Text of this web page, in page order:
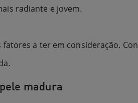
radiante e jovem.
a ter em consideração.
madura